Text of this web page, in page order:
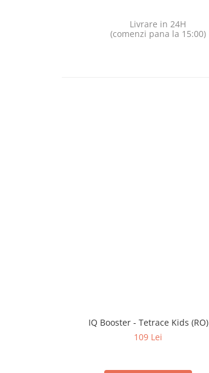
Livrare in 24H
(comenzi pana la 15:00)
IQ Booster - Tetrace Kids (RO)
109 Lei